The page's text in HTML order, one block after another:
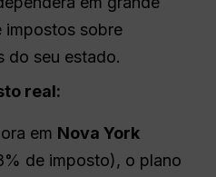
impostos sobre
do seu estado.
real:
em Nova York
de imposto), o plano